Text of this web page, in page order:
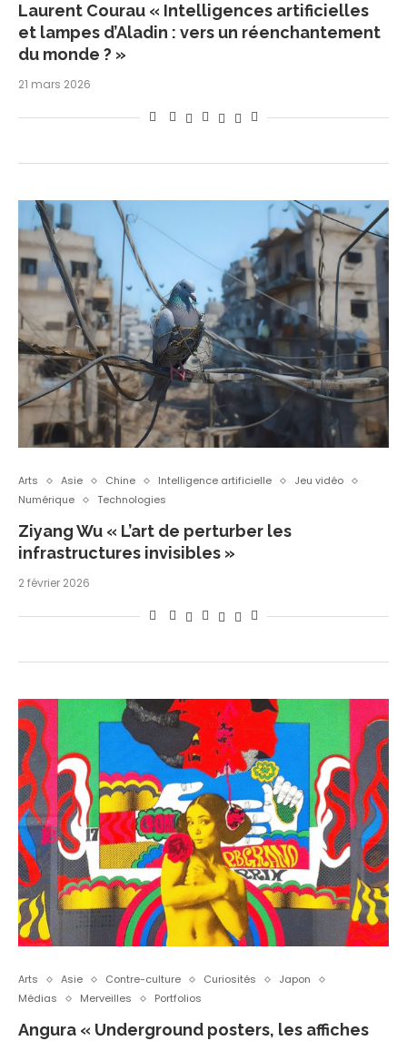
Laurent Courau « Intelligences artificielles
et lampes d’Aladin : vers un réenchantement
du monde ? »
21 mars 2026
Arts Asie Chine Intelligence artificielle
Jeu vidéo
Numérique
Technologies
Ziyang Wu « L’art de perturber les
infrastructures invisibles »
2 février 2026
Arts Asie Contre-culture Curiosités
Japon
Médias
Merveilles Portfolios
Angura « Underground posters, les affiches